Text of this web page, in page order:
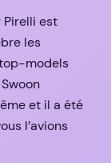
Pirelli est
les
models
et il a été
l’avions